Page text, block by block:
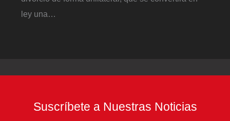
ley una…
Suscríbete a Nuestras Noticias